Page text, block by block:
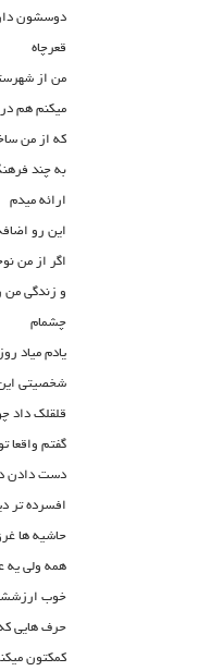
دوسشون
قعرچاه
من از
میکنم هم
که از من
به چند
ارائه میدم
این رو
اگر از من
و زندگی من
چشمام
یادم میاد
شخصیتی
قلقلک داد
گفتم
دست دادن
افسرده تر
حاشیه ها
همه ولی یه
خوب
حرف هایی
کمکتون